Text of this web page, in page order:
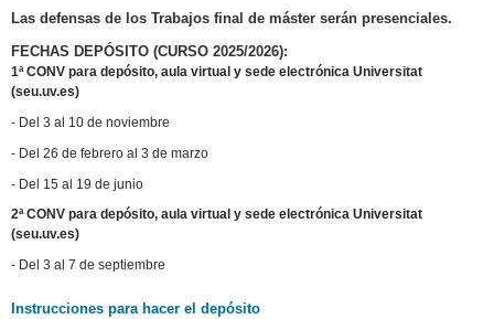
Las defensas de los Trabajos final de máster serán presenciales.
FECHAS DEPÓSITO (CURSO 2025/2026):
1ª CONV para depósito, aula virtual y sede electrónica Universitat
(seu.uv.es)
- Del 3 al 10 de noviembre
- Del 26 de febrero al 3 de marzo
- Del 15 al 19 de junio
2ª CONV para depósito, aula virtual y sede electrónica Universitat
(seu.uv.es)
- Del 3 al 7 de septiembre
Instrucciones para hacer el depósito